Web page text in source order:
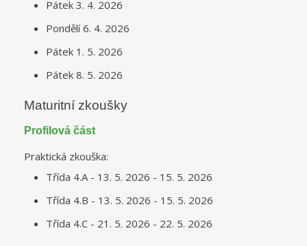
Pátek 3. 4. 2026
Pondělí 6. 4. 2026
Pátek 1. 5. 2026
Pátek 8. 5. 2026
Maturitní zkoušky
Profilová část
Praktická zkouška:
Třída 4.A - 13. 5. 2026 - 15. 5. 2026
Třída 4.B - 13. 5. 2026 - 15. 5. 2026
Třída 4.C - 21. 5. 2026 - 22. 5. 2026